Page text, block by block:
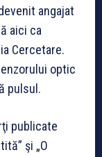
angajat
aici ca
Cercetare.
optic
pulsul.
publicate
şi „O